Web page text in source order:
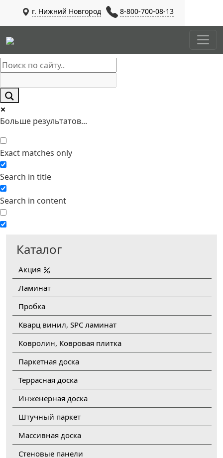
г. Нижний Новгород 8-800-700-08-13
Больше результатов...
Exact matches only
Search in title
Search in content
Каталог
Акция
Ламинат
Пробка
Кварц винил, SPC ламинат
Ковролин, Ковровая плитка
Паркетная доска
Террасная доска
Инженерная доска
Штучный паркет
Массивная доска
Стеновые панели